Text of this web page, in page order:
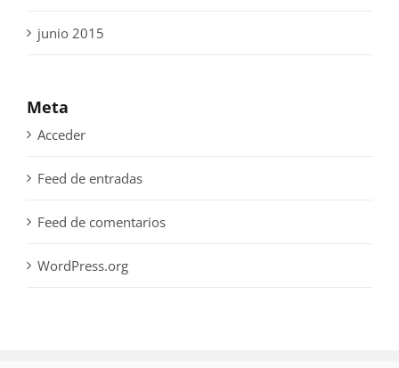
junio 2015
Meta
Acceder
Feed de entradas
Feed de comentarios
WordPress.org